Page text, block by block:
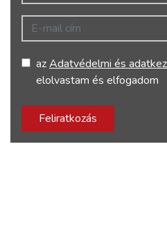
E-mail cím
azAdatvédelmi és
elolvastam és elfogadom
Feliratkozás